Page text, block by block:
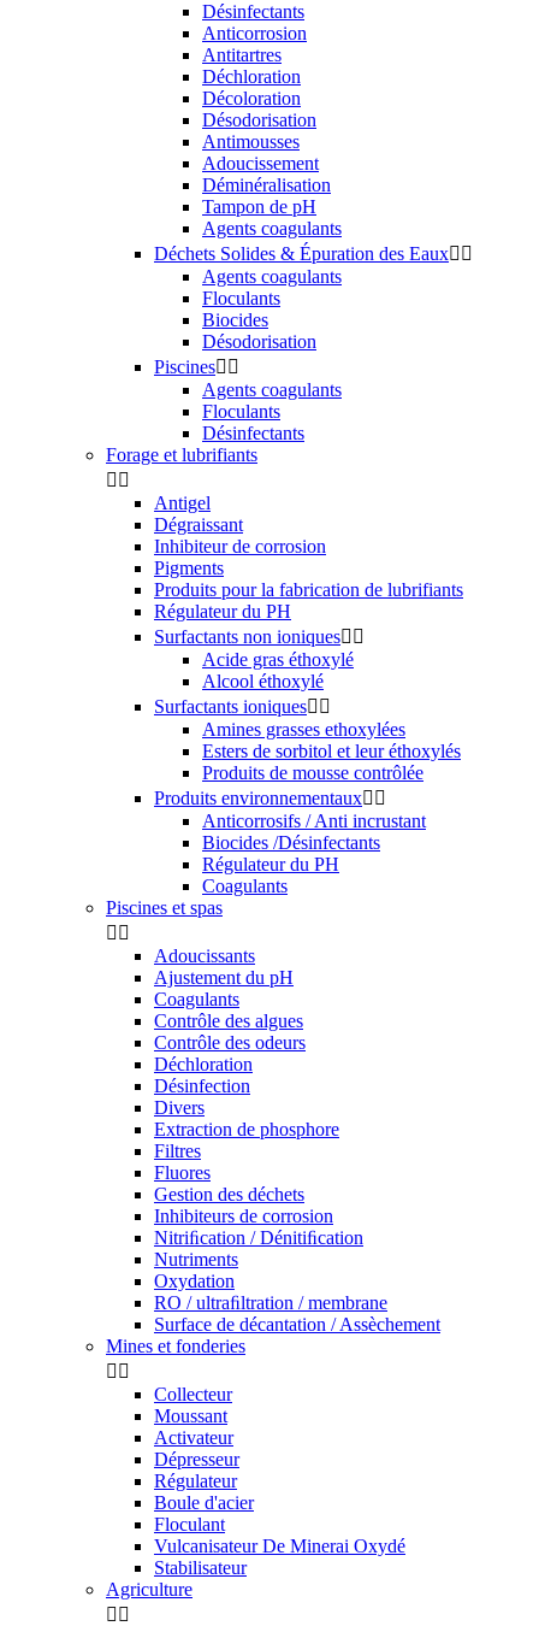
Désinfectants
Anticorrosion
Antitartres
Déchloration
Décoloration
Désodorisation
Antimousses
Adoucissement
Déminéralisation
Tampon de pH
Agents coagulants
Déchets Solides & Épuration des Eaux 
Agents coagulants
Floculants
Biocides
Désodorisation
Piscines 
Agents coagulants
Floculants
Désinfectants
Forage et lubrifiants
 
Antigel
Dégraissant
Inhibiteur de corrosion
Pigments
Produits pour la fabrication de lubrifiants
Régulateur du PH
Surfactants non ioniques 
Acide gras éthoxylé
Alcool éthoxylé
Surfactants ioniques 
Amines grasses ethoxylées
Esters de sorbitol et leur éthoxylés
Produits de mousse contrôlée
Produits environnementaux 
Anticorrosifs / Anti incrustant
Biocides /Désinfectants
Régulateur du PH
Coagulants
Piscines et spas
 
Adoucissants
Ajustement du pH
Coagulants
Contrôle des algues
Contrôle des odeurs
Déchloration
Désinfection
Divers
Extraction de phosphore
Filtres
Fluores
Gestion des déchets
Inhibiteurs de corrosion
Nitriﬁcation / Dénitiﬁcation
Nutriments
Oxydation
RO / ultraﬁltration / membrane
Surface de décantation / Assèchement
Mines et fonderies
 
Collecteur
Moussant
Activateur
Dépresseur
Régulateur
Boule d'acier
Floculant
Vulcanisateur De Minerai Oxydé
Stabilisateur
Agriculture
 